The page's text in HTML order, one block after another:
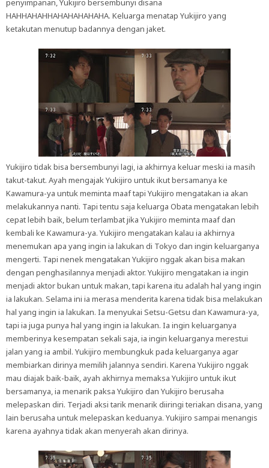
penyimpanan, Yukijiro bersembunyi disana
HAHHAHAHHAHAHAHAHAHA. Keluarga menatap Yukijiro yang
ketakutan menutup badannya dengan jaket.
Yukijiro tidak bisa bersembunyi lagi, ia akhirnya keluar meski ia masih
takut-takut. Ayah mengajak Yukijiro untuk ikut bersamanya ke
Kawamura-ya untuk meminta maaf tapi Yukijiro mengatakan ia akan
melakukannya nanti. Tapi tentu saja keluarga Obata mengatakan lebih
cepat lebih baik, belum terlambat jika Yukijiro meminta maaf dan
kembali ke Kawamura-ya. Yukijiro mengatakan kalau ia akhirnya
menemukan apa yang ingin ia lakukan di Tokyo dan ingin keluarganya
mengerti. Tapi nenek mengatakan Yukijiro nggak akan bisa makan
dengan penghasilannya menjadi aktor. Yukijiro mengatakan ia ingin
menjadi aktor bukan untuk makan, tapi karena itu adalah hal yang ingin
ia lakukan. Selama ini ia merasa menderita karena tidak bisa melakukan
hal yang ingin ia lakukan. Ia menyukai Setsu-Getsu dan Kawamura-ya,
tapi ia juga punya hal yang ingin ia lakukan. Ia ingin keluarganya
memberinya kesempatan sekali saja, ia ingin keluarganya merestui
jalan yang ia ambil. Yukijiro membungkuk pada keluarganya agar
membiarkan dirinya memilih jalannya sendiri. Karena Yukijiro nggak
mau diajak baik-baik, ayah akhirnya memaksa Yukijiro untuk ikut
bersamanya, ia menarik paksa Yukijiro dan Yukijiro berusaha
melepaskan diri. Terjadi aksi tarik menarik diiringi teriakan disana, yang
lain berusaha untuk melepaskan keduanya. Yukijiro sampai menangis
karena ayahnya tidak akan menyerah akan dirinya.